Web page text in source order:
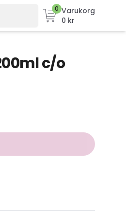
0 Varukorg
0 kr
c/o